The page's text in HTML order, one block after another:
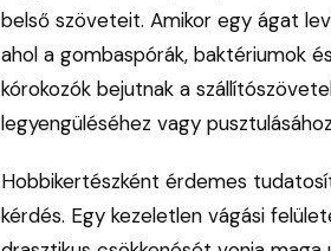
belső szöveteit. Amikor egy ágat
ahol a gombaspórák, baktériumok
kórokozók bejutnak a
legyengüléséhez vagy
Hobbikertészként érdemes
kérdés. Egy kezeletlen vágási